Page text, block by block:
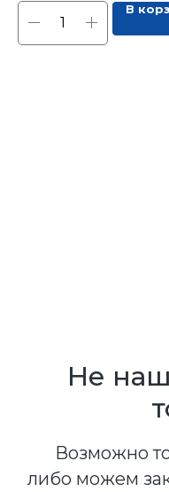
В
Не
Возможно
либо можем